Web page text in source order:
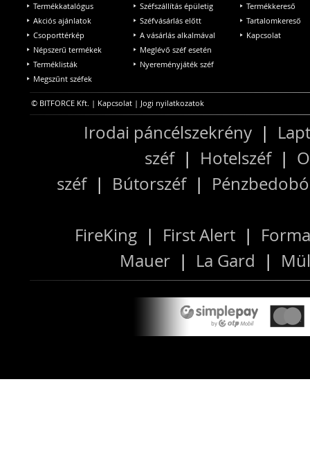
Termékkatalógus
Akciós ajánlatok
Csoporttérkép
Népszerű termékek
Terméklisták
Megszűnt széfek
Széfszállítás épületig
Széfvásárlás előtt
A vásárlás alkalmával
Meglévő széf esetén
Nyereményjáték széf
Termékkereső
Tartalomkereső
Kapcsolat
© BITFORCE Kft. | Kapcsolat | Jogi nyilatkozatok
Irodai páncélszekrény |
széf| Hotelszéf|
széf| Bútorszéf|
FireKing | First Alert |
Mauer | La Gard |